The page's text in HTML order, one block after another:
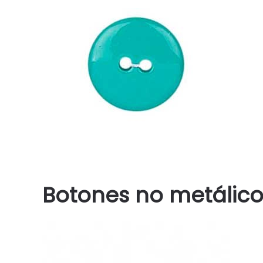
Botones no